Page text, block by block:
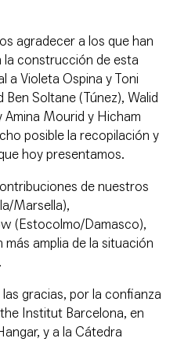
agradecer a los que han
construcción de esta
a Violeta Ospina y Toni
Soltane (Túnez), Walid
Amina Mourid y Hicham
posible la recopilación y
hoy presentamos.
de nuestros
Marsella),
(Estocolmo/Damasco),
amplia de la situación
gracias, por la confianza
Institut Barcelona, en
y a la Cátedra